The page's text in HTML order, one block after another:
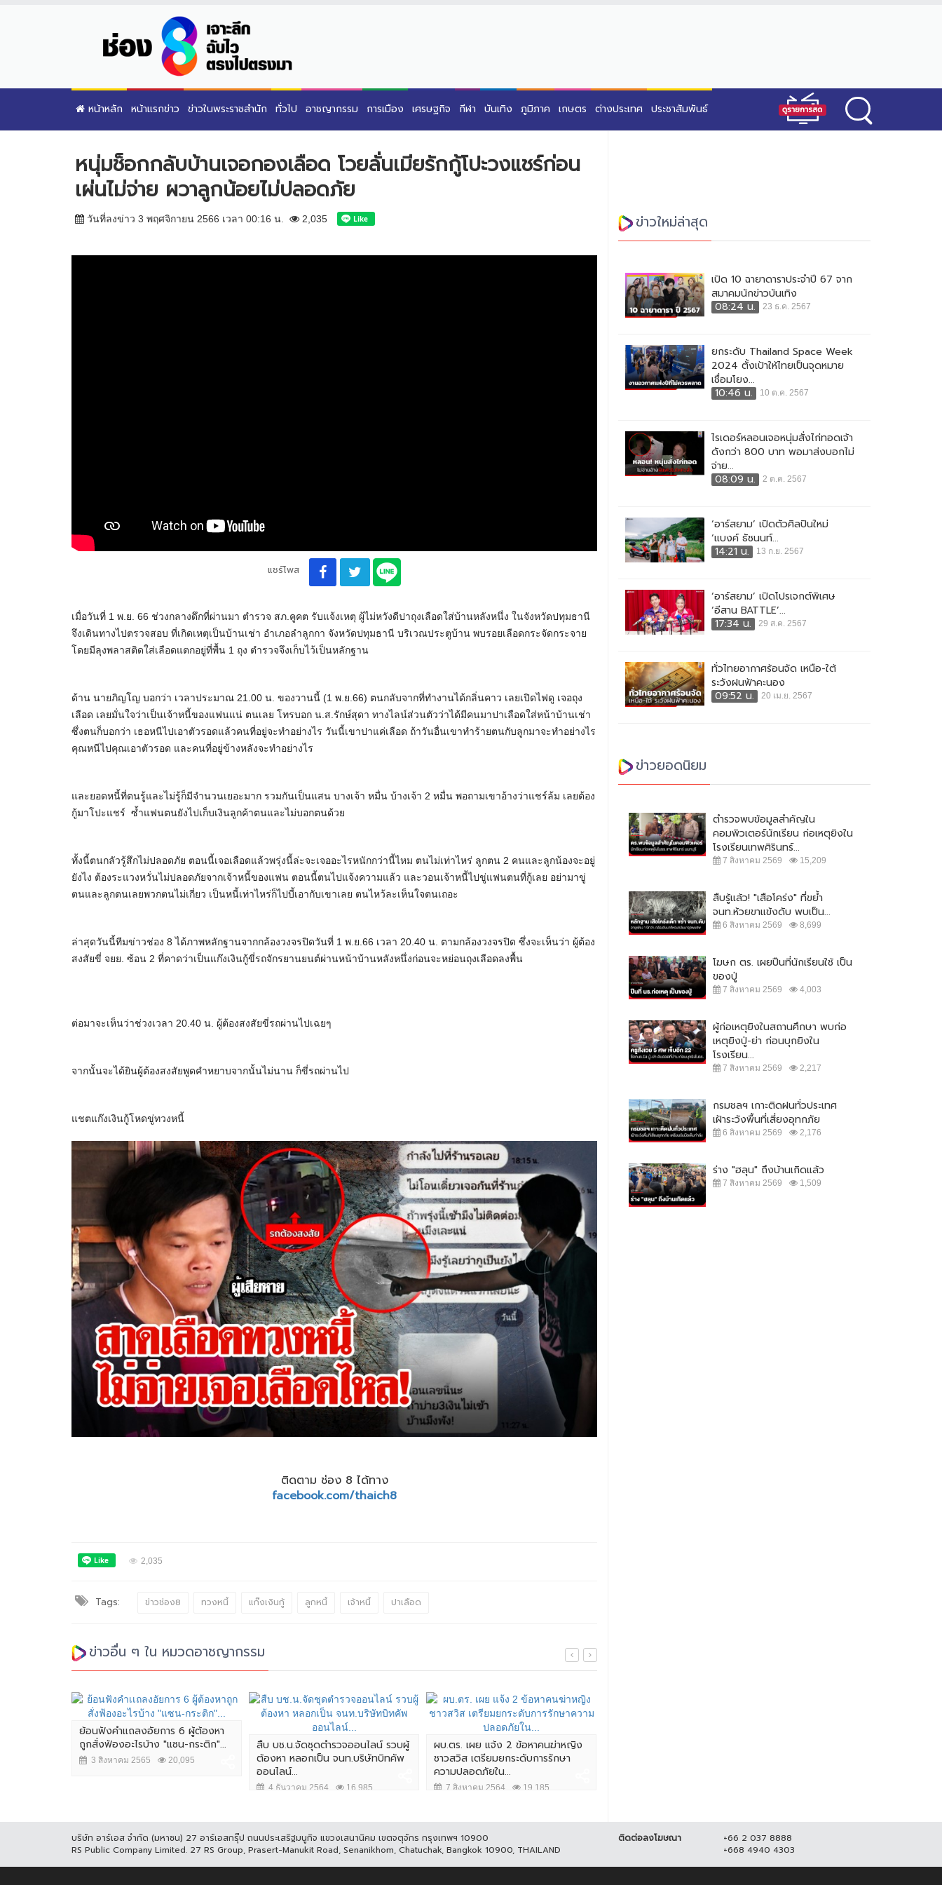
หน้าหลัก หน้าแรกข่าว ข่าวในพระราชสำนัก ทั่วไป อาชญากรรม การเมือง เศรษฐกิจ กีฬา บันเทิง ภูมิภาค เกษตร ต่างประเทศ ประชาสัมพันธ์
หนุ่มช็อกกลับบ้านเจอกองเลือด โวยลั่นเมียรักกู้โปะวงแชร์ก่อน
เผ่นไม่จ่าย ผวาลูกน้อยไม่ปลอดภัย
วันที่ลงข่าว 3 พฤศจิกายน 2566 เวลา 00:16 น. 2,035
แชร์โพส
เมื่อวันที่ 1 พ.ย. 66 ช่วงกลางดึกที่ผ่านมา ตำรวจ สภ.คูคต รับแจ้งเหตุ ผู้ไม่หวังดีปาถุงเลือดใส่บ้านหลังหนึ่ง ในจังหวัดปทุมธานี
จึงเดินทางไปตรวจสอบ ที่เกิดเหตุเป็นบ้านเช่า อำเภอลำลูกกา จังหวัดปทุมธานี บริเวณประตูบ้าน พบรอยเลือดกระจัดกระจาย
โดยมีลุงพลาสติดใส่เลือดแตกอยู่ที่พื้น 1 ถุง ตำรวจจึงเก็บไว้เป็นหลักฐาน
ด้าน นายภิญโญ บอกว่า เวลาประมาณ 21.00 น. ของวานนี้ (1 พ.ย.66) ตนกลับจากที่ทำงานได้กลิ่นคาว เลยเปิดไฟดู เจอถุง
เลือด เลยมั่นใจว่าเป็นเจ้าหนี้ของแฟนแน่ ตนเลย โทรบอก น.ส.รักษ์สุดา ทางไลน์ส่วนตัวว่าได้มีคนมาปาเลือดใส่หน้าบ้านเช่า
ซึ่งตนก็บอกว่า เธอหนีไปเอาตัวรอดแล้วคนที่อยู่จะทำอย่างไร วันนี้เขาปาแค่เลือด ถ้าวันอื่นเขาทำร้ายตนกับลูกมาจะทำอย่างไร
คุณหนีไปคุณเอาตัวรอด และคนที่อยู่ข้างหลังจะทำอย่างไร
และยอดหนี้ที่ตนรู้และไม่รู้ก็มีจำนวนเยอะมาก รวมกันเป็นแสน บางเจ้า หมื่น บ้างเจ้า 2 หมื่น พอถามเขาอ้างว่าแชร์ล้ม เลยต้อง
กู้มาโปะแชร์ ซ้ำแฟนตนยังไปเก็บเงินลูกค้าตนและไม่บอกตนด้วย
ทั้งนี้ตนกลัวรู้สึกไม่ปลอดภัย ตอนนี้เจอเลือดแล้วพรุ่งนี้ล่ะจะเจออะไรหนักกว่านี้ไหม ตนไม่เท่าไหร่ ลูกตน 2 คนและลูกน้องจะอยู่
ยังไง ต้องระแวงหวั่นไม่ปลอดภัยจากเจ้าหนี้ของแฟน ตอนนี้ตนไปแจ้งความแล้ว และวอนเจ้าหนี้ไปขู่แฟนตนที่กู้เลย อย่ามาขู่
ตนและลูกตนเลยพวกตนไม่เกี่ยว เป็นหนี้เท่าไหร่ก็ไปบี้เอากับเขาเลย ตนไหว้ละเห็นใจตนเถอะ
ล่าสุดวันนี้ทีมข่าวช่อง 8 ได้ภาพหลักฐานจากกล้องวงจรปิดวันที่ 1 พ.ย.66 เวลา 20.40 น. ตามกล้องวงจรปิด ซึ่งจะเห็นว่า ผู้ต้อง
สงสัยขี่ จยย. ซ้อน 2 ที่คาดว่าเป็นแก๊งเงินกู้ขี่รถจักรยานยนต์ผ่านหน้าบ้านหลังหนึ่งก่อนจะหย่อนถุงเลือดลงพื้น
ต่อมาจะเห็นว่าช่วงเวลา 20.40 น. ผู้ต้องสงสัยขี่รถผ่านไปเฉยๆ
จากนั้นจะได้ยินผู้ต้องสงสัยพูดคำหยาบจากนั้นไม่นาน ก็ขี่รถผ่านไป
แชตแก๊งเงินกู้โหดขู่ทวงหนี้
ติดตาม ช่อง 8 ได้ทาง
facebook.com/thaich8
2,035
Tags: ข่าวช่อง8 ทวงหนี้ แก๊งเงินกู้ ลูกหนี้ เจ้าหนี้ ปาเลือด
ข่าวอื่น ๆ ใน หมวดอาชญากรรม
ย้อนฟังคำเเถลงอัยการ 6 ผู้ต้องหา
ถูกสั่งฟ้องอะไรบ้าง "แซน-กระติก"...
3 สิงหาคม 2565 20,095
สืบ บช.น.จัดชุดตำรวจออนไลน์ รวบผู้
ต้องหา หลอกเป็น จนท.บริษัทบิทคัพ
ออนไลน์...
4 ธันวาคม 2564 16,985
ผบ.ตร. เผย แจ้ง 2 ข้อหาคนฆ่าหญิง
ชาวสวิส เตรียมยกระดับการรักษา
ความปลอดภัยใน...
7 สิงหาคม 2564 19,185
ข่าวใหม่ล่าสุด
เปิด 10 ฉายาดาราประจำปี 67 จาก
สมาคมนักข่าวบันเทิง
08:24 น.
23 ธ.ค. 2567
ยกระดับ Thailand Space Week
2024 ตั้งเป้าให้ไทยเป็นจุดหมาย
เชื่อมโยง...
10:46 น.
10 ต.ค. 2567
ไรเดอร์หลอนเจอหนุ่มสั่งไก่ทอดเจ้า
ดังกว่า 800 บาท พอมาส่งบอกไม่
จ่าย...
08:09 น.
2 ต.ค. 2567
‘อาร์สยาม’ เปิดตัวศิลปินใหม่
‘แบงค์ ธัชนนท์...
14:21 น.
13 ก.ย. 2567
‘อาร์สยาม’ เปิดโปรเจกต์พิเศษ
‘อีสาน BATTLE’...
17:34 น.
29 ส.ค. 2567
ทั่วไทยอากาศร้อนจัด เหนือ-ใต้
ระวังฝนฟ้าคะนอง
09:52 น.
20 เม.ย. 2567
ข่าวยอดนิยม
ตำรวจพบข้อมูลสำคัญใน
คอมพิวเตอร์นักเรียน ก่อเหตุยิงใน
โรงเรียนเทพศิรินทร์...
7 สิงหาคม 2569 15,209
สืบรู้แล้ว! "เสือโคร่ง" ที่ขย้ำ
จนท.ห้วยขาแข้งดับ พบเป็น...
6 สิงหาคม 2569 8,699
โฆษก ตร. เผยปืนที่นักเรียนใช้ เป็น
ของปู่
7 สิงหาคม 2569 4,003
ผู้ก่อเหตุยิงในสถานศึกษา พบก่อ
เหตุยิงปู่-ย่า ก่อนบุกยิงใน
โรงเรียน...
7 สิงหาคม 2569 2,217
กรมชลฯ เกาะติดฝนทั่วประเทศ
เฝ้าระวังพื้นที่เสี่ยงอุทกภัย
6 สิงหาคม 2569 2,176
ร่าง "ฮลุน" ถึงบ้านเกิดแล้ว
7 สิงหาคม 2569 1,509
บริษัท อาร์เอส จำกัด (มหาชน) 27 อาร์เอสกรุ๊ป ถนนประเสริฐมนูกิจ แขวงเสนานิคม เขตจตุจักร กรุงเทพฯ 10900
RS Public Company Limited. 27 RS Group, Prasert-Manukit Road, Senanikhom, Chatuchak, Bangkok 10900, THAILAND
ติดต่อลงโฆษณา
+66 2 037 8888
+668 4940 4303